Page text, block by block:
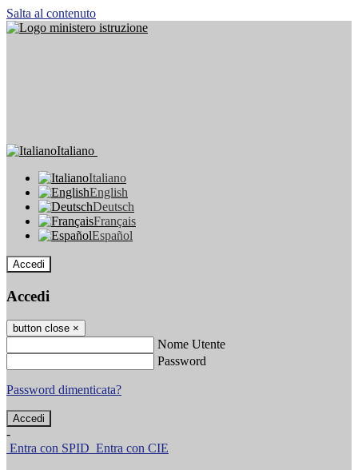
Salta al contenuto
Italiano
Italiano
English
Deutsch
Français
Español
Accedi
Accedi
button close ×
Nome Utente
Password
Password dimenticata?
-
Entra con SPID Entra con CIE